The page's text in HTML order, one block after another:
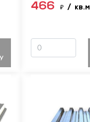
466₽/ кв.м